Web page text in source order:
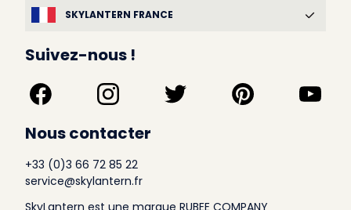
SKYLANTERN FRANCE
Suivez-nous !
Nous contacter
+33 (0)3 66 72 85 22
service@skylantern.fr
SkyLantern est une marque RUBEE COMPANY